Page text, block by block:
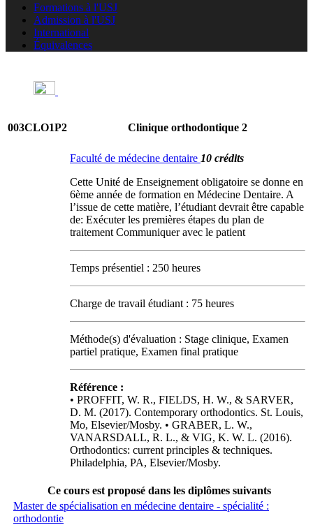
Formations à l'USJ
Admission à l'USJ
International
Équivalences
003CLO1P2 Clinique orthodontique 2
Faculté de médecine dentaire 10 crédits
Cette Unité de Enseignement obligatoire se donne en
6ème année de formation en Médecine Dentaire. A
l’issue de cette matière, l’étudiant devrait être capable
de: Exécuter les premières étapes du plan de
traitement Communiquer avec le patient
Temps présentiel : 250 heures
Charge de travail étudiant : 75 heures
Méthode(s) d'évaluation : Stage clinique, Examen
partiel pratique, Examen final pratique
Référence :
• PROFFIT, W. R., FIELDS, H. W., & SARVER,
D. M. (2017). Contemporary orthodontics. St. Louis,
Mo, Elsevier/Mosby. • GRABER, L. W.,
VANARSDALL, R. L., & VIG, K. W. L. (2016).
Orthodontics: current principles & techniques.
Philadelphia, PA, Elsevier/Mosby.
Ce cours est proposé dans les diplômes suivants
Master de spécialisation en médecine dentaire - spécialité :
orthodontie